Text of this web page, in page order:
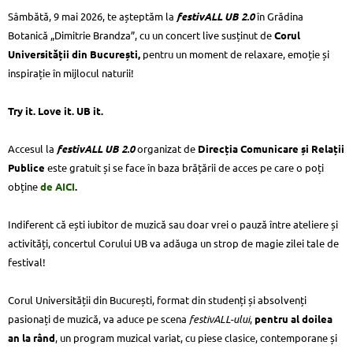
Sâmbătă, 9 mai 2026, te așteptăm la festivALL UB 2.0în Grădina
Botanică „Dimitrie Brandza”, cu un concert live susținut deCorul
Universității din București, pentru un moment de relaxare, emoție și
inspirație în mijlocul naturii!
Try it. Love it. UB it.
Accesul la festivALL UB 2.0organizat de Direcția Comunicare și Relații
Publice este gratuit și se face în baza brățării de acces pe care o poți
obținede AICI.
Indiferent că ești iubitor de muzică sau doar vrei o pauză între ateliere și
activități, concertul Corului UB va adăuga un strop de magie zilei tale de
festival!
Corul Universității din București, format din studenți și absolvenți
pasionați de muzică, va aduce pe scena festivALL-ului,pentru al doilea
an la rând, un program muzical variat, cu piese clasice, contemporane și